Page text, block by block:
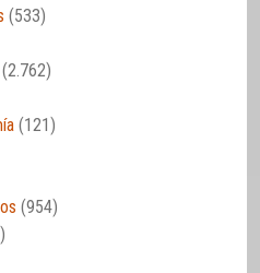
(533)
(2.762)
(121)
(954)